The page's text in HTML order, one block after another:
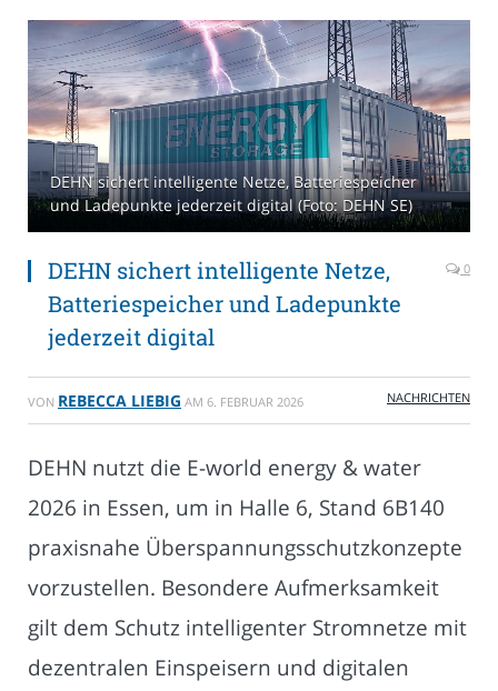
DEHN sichert intelligente Netze, Batteriespeicher
und Ladepunkte jederzeit digital (Foto: DEHN SE)
DEHN sichert intelligente Netze,
Batteriespeicher und Ladepunkte
jederzeit digital
0
VON REBECCA LIEBIG AM 6. FEBRUAR 2026 NACHRICHTEN
DEHN nutzt die E-world energy & water
2026 in Essen, um in Halle 6, Stand 6B140
praxisnahe Überspannungsschutzkonzepte
vorzustellen. Besondere Aufmerksamkeit
gilt dem Schutz intelligenter Stromnetze mit
dezentralen Einspeisern und digitalen